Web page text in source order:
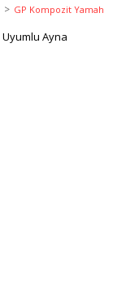
GP Kompozit Yamaha